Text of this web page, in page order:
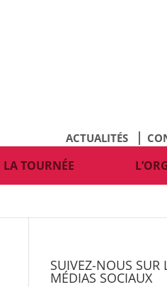
ACTUALITÉS
LA TOURNÉE
SUIVEZ-NOUS SUR
MÉDIAS SOCIAUX